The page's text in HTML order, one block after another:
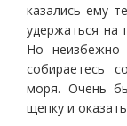
казались ему
удержаться на
Но неизбежно
собираетесь
моря. Очень
щепку и